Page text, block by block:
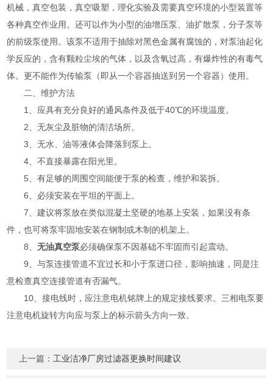
机械，真空包装，真空吸塑，理化实验及需要真空环境的小型装置等
各种真空作业用。还可以作为小型的油增压泵、油扩散泵，分子泵等
的前级泵使用。该泵不适用于抽除对黑色金属有腐蚀的，对泵油起化
学反应的，含有颗粒尘埃的气体，以及含氧过高，有爆炸性的有毒气
体。更不能作为传输泵（即从一个容器抽送到另一个容器）使用。
二、维护方法
1、应具有充分良好的通风条件及低于40℃的环境温度。
2、无灰尘及脏物的清洁场所。
3、无水、油等液体会降落到泵上。
4、不直接暴露在阳光里。
5、有足够的周围空间能便于泵的检查，维护和装拆。
6、必须安装在平坦的平面上。
7、建议将泵放在类似混凝土坚硬的地基上安装，如果没有条
件，也可将泵牢固地安装在钢制或木制的机架上。
8、无油真空泵必须确保泵不因基础不牢固而引起震动。
9、与泵连接管道不宜过长和小于泵进口径，影响抽速，同是注
意检查真空连接管道有否漏气。
10、接电线时，应注意电机铭牌上的规定接线要求。三相电泵要
注意电机旋转方向应与泵上的标示箭头方向一致。
上一篇： 工业洁净厂房过滤器更换时间建议